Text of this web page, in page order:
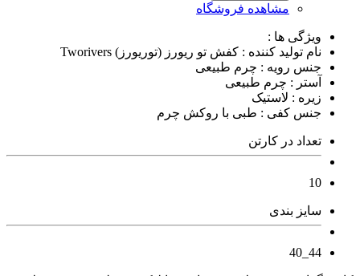
مشاهده فروشگاه
ویژگی ها :
نام تولید کننده : کفش تو ریورز (توریورز) Tworivers
جنس رویه : چرم طبیعی
آستر : چرم طبیعی
زیره : لاستیک
جنس کفی : طبی با روکش چرم
تعداد در کارتن
10
سایز بندی
44_40